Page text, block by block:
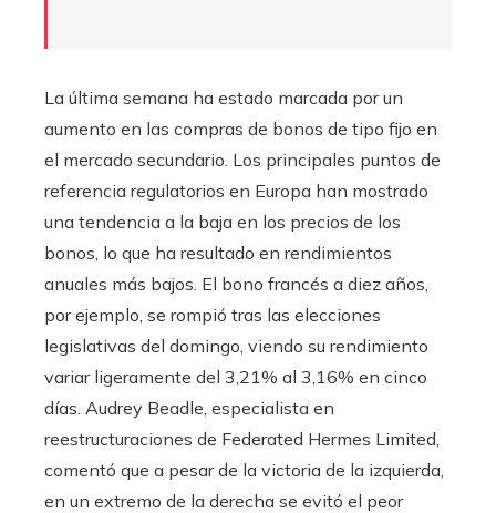
La última semana ha estado marcada por un
aumento en las compras de bonos de tipo fijo en
el mercado secundario. Los principales puntos de
referencia regulatorios en Europa han mostrado
una tendencia a la baja en los precios de los
bonos, lo que ha resultado en rendimientos
anuales más bajos. El bono francés a diez años,
por ejemplo, se rompió tras las elecciones
legislativas del domingo, viendo su rendimiento
variar ligeramente del 3,21% al 3,16% en cinco
días. Audrey Beadle, especialista en
reestructuraciones de Federated Hermes Limited,
comentó que a pesar de la victoria de la izquierda,
en un extremo de la derecha se evitó el peor